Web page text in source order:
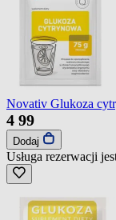
Novativ Glukoza
4 99
Dodaj
Usługa rezerwacji